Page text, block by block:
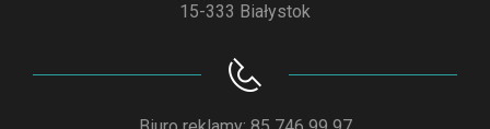
15-333 Białystok